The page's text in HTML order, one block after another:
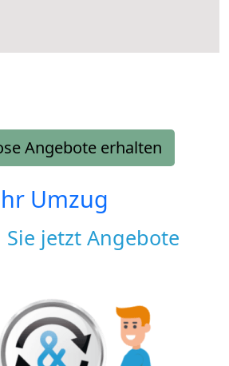
Angebote erhalten
Umzug
Sie jetzt Angebote